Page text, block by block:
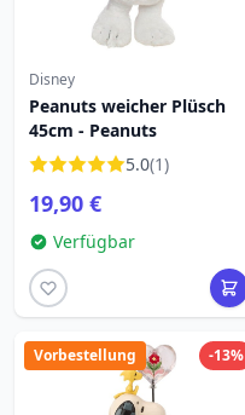
Disney
Peanuts weicher Plüsch
45cm - Peanuts
5.0(1)
19,90 €
Verfügbar
-13%
Vorbestellung